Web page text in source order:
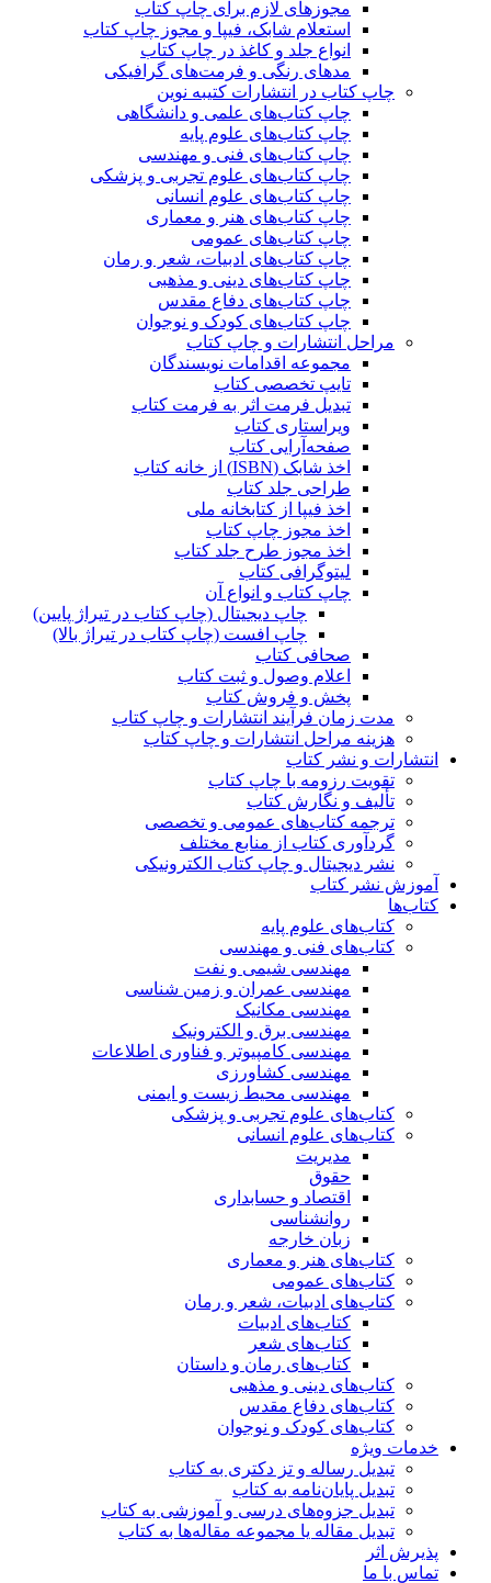
مجوزهای لازم برای چاپ کتاب
استعلام شابک، فیپا و مجوز چاپ کتاب
انواع جلد و کاغذ در چاپ کتاب
مدهای رنگی و فرمت‌های گرافیکی
چاپ کتاب در انتشارات کتیبه نوین
چاپ کتاب‌های علمی و دانشگاهی
چاپ کتاب‌های علوم پایه
چاپ کتاب‌های فنی و مهندسی
چاپ کتاب‌های علوم تجربی و پزشکی
چاپ کتاب‌های علوم انسانی
چاپ کتاب‌های هنر و معماری
چاپ کتاب‌های عمومی
چاپ کتاب‌های ادبیات، شعر و رمان
چاپ کتاب‌های دینی و مذهبی
چاپ کتاب‌های دفاع مقدس
چاپ کتاب‌های کودک و نوجوان
مراحل انتشارات و چاپ کتاب
مجموعه اقدامات نویسندگان
تایپ تخصصی کتاب
تبدیل فرمت اثر به فرمت کتاب
ویراستاری کتاب
صفحه‌آرایی کتاب
اخذ شابک (ISBN) از خانه کتاب
طراحی جلد کتاب
اخذ فیپا از کتابخانه ملی
اخذ مجوز چاپ کتاب
اخذ مجوز طرح جلد کتاب
لیتوگرافی کتاب
چاپ کتاب و انواع آن
چاپ دیجیتال (چاپ کتاب در تیراژ پایین)
چاپ افست (چاپ کتاب در تیراژ بالا)
صحافی کتاب
اعلام وصول و ثبت کتاب
پخش و فروش کتاب
مدت زمان فرآیند انتشارات و چاپ کتاب
هزینه مراحل انتشارات و چاپ کتاب
انتشارات و نشر کتاب
تقویت رزومه با چاپ کتاب
تألیف و نگارش کتاب
ترجمه کتاب‌های عمومی و تخصصی
گردآوری کتاب از منابع مختلف
نشر دیجیتال و چاپ کتاب الکترونیکی
آموزش نشر کتاب
کتاب‌ها
کتاب‌های علوم پایه
کتاب‌های فنی و مهندسی
مهندسی شیمی و نفت
مهندسی عمران و زمین شناسی
مهندسی مکانیک
مهندسی برق و الکترونیک
مهندسی کامپیوتر و فناوری اطلاعات
مهندسی کشاورزی
مهندسی محیط زیست و ایمنی
کتاب‌های علوم تجربی و پزشکی
کتاب‌های علوم انسانی
مدیریت
حقوق
اقتصاد و حسابداری
روانشناسی
زبان خارجه
کتاب‌های هنر و معماری
کتاب‌های عمومی
کتاب‌های ادبیات، شعر و رمان
کتاب‌های ادبیات
کتاب‌های شعر
کتاب‌های رمان و داستان
کتاب‌های دینی و مذهبی
کتاب‌های دفاع مقدس
کتاب‌های کودک و نوجوان
خدمات ویژه
تبدیل رساله و تز دکتری به کتاب
تبدیل پایان‌نامه به کتاب
تبدیل جزوه‌های درسی و آموزشی به کتاب
تبدیل مقاله یا مجموعه مقاله‌ها به کتاب
پذیرش اثر
تماس با ما